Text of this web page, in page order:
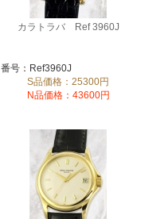
カラトラバ Ref 3960J
番号：Ref3960J
S品価格：25300円
N品価格：43600円